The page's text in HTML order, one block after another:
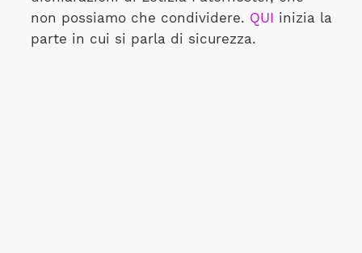
non possiamo che condividere. QUI inizia la
parte in cui si parla di sicurezza.